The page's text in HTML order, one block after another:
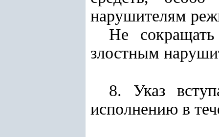
нарушителям
Не
злостным
8. Указ
исполнению в